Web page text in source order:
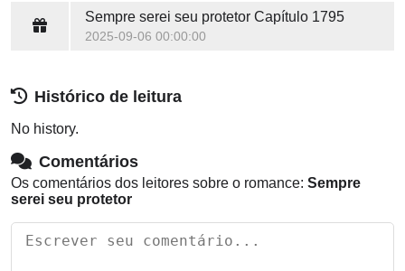
Sempre serei seu protetorCapítulo 1795
2025-09-06 00:00:00
Histórico de leitura
No history.
Comentários
Os comentários dos leitores sobre o romance: Sempre
serei seu protetor